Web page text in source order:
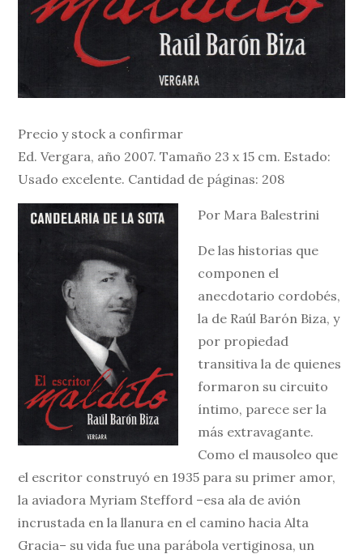
Precio y stock a confirmar
Ed. Vergara, año 2007. Tamaño 23 x 15 cm. Estado:
Usado excelente. Cantidad de páginas: 208
Por Mara Balestrini
De las historias que
componen el
anecdotario cordobés,
la de Raúl Barón Biza, y
por propiedad
transitiva la de quienes
formaron su circuito
íntimo, parece ser la
más extravagante.
Como el mausoleo que
el escritor construyó en 1935 para su primer amor,
la aviadora Myriam Stefford –esa ala de avión
incrustada en la llanura en el camino hacia Alta
Gracia– su vida fue una parábola vertiginosa, un